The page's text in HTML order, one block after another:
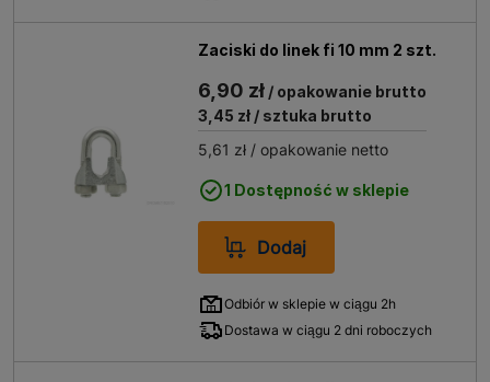
Zaciski do linek fi 10 mm 2 szt.
6,90 zł / opakowanie brutto
3,45 zł / sztuka brutto
5,61 zł / opakowanie netto
1 Dostępność w sklepie
Dodaj
Odbiór w sklepie w ciągu 2h
Dostawa w ciągu 2 dni roboczych